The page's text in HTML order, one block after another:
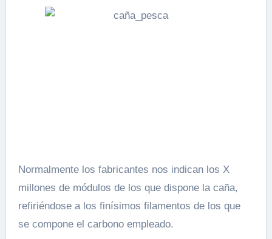
Normalmente los fabricantes nos indican los X
millones de módulos de los que dispone la caña,
refiriéndose a los finísimos filamentos de los que
se compone el carbono empleado.